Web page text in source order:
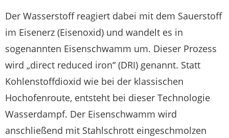
Der Wasserstoff reagiert dabei mit dem Sauerstoff
im Eisenerz (Eisenoxid) und wandelt es in
sogenannten Eisenschwamm um. Dieser Prozess
wird „direct reduced iron“ (DRI) genannt. Statt
Kohlenstoffdioxid wie bei der klassischen
Hochofenroute, entsteht bei dieser Technologie
Wasserdampf. Der Eisenschwamm wird
anschließend mit Stahlschrott eingeschmolzen